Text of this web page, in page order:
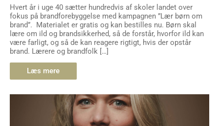
Hvert år i uge 40 sætter hundredvis af skoler landet over
fokus på brandforebyggelse med kampagnen ”Lær børn om
brand”. Materialet er gratis og kan bestilles nu. Børn skal
lære om ild og brandsikkerhed, så de forstår, hvorfor ild kan
være farligt, og så de kan reagere rigtigt, hvis der opstår
brand. Lærere og brandfolk […]
Læs mere